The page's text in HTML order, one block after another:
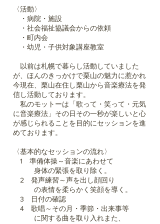
〈活動〉
・病院・施設
・社会福祉協議会からの依頼
・町内会
・幼児・子供対象講座教室
以前は札幌で暮らし活動していました
が、ほんのきっかけで栗山の魅力に惹かれ
今現在、栗山在住し栗山から音楽療法を発
信し活動しております。
私のモットーは「歌って・笑って・元気
に音楽療法」その日その一秒が楽しいと心
が感じられることを目的にセッションを進
めております。
〈基本的なセッションの流れ〉
1 準備体操～音楽にあわせて
身体の緊張を取り除く。
2 発声練習～声を出し顔回り
の表情を柔らかく笑顔を導く。
3 日付の確認
4 歌唱～その月・季節・出来事等
に関する曲を取り入れまた、